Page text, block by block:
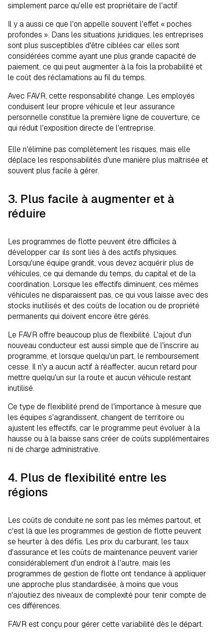
simplement parce qu'elle est propriétaire de l'actif.
Il y a aussi ce que l'on appelle souvent l'effet « poches
profondes ». Dans les situations juridiques, les entreprises
sont plus susceptibles d'être ciblées car elles sont
considérées comme ayant une plus grande capacité de
paiement, ce qui peut augmenter à la fois la probabilité et
le coût des réclamations au fil du temps.
Avec FAVR, cette responsabilité change. Les employés
conduisent leur propre véhicule et leur assurance
personnelle constitue la première ligne de couverture, ce
qui réduit l'exposition directe de l'entreprise.
Elle n'élimine pas complètement les risques, mais elle
déplace les responsabilités d'une manière plus maîtrisée et
souvent plus facile à gérer.
3. Plus facile à augmenter et à
réduire
Les programmes de flotte peuvent être difficiles à
développer car ils sont liés à des actifs physiques.
Lorsqu'une équipe grandit, vous devez acquérir plus de
véhicules, ce qui demande du temps, du capital et de la
coordination. Lorsque les effectifs diminuent, ces mêmes
véhicules ne disparaissent pas, ce qui vous laisse avec des
stocks inutilisés et des coûts de location ou de propriété
permanents qui doivent encore être gérés.
Le FAVR offre beaucoup plus de flexibilité. L'ajout d'un
nouveau conducteur est aussi simple que de l'inscrire au
programme, et lorsque quelqu'un part, le remboursement
cesse. Il n'y a aucun actif à réaffecter, aucun retard pour
mettre quelqu'un sur la route et aucun véhicule restant
inutilisé.
Ce type de flexibilité prend de l'importance à mesure que
les équipes s'agrandissent, changent de territoire ou
ajustent les effectifs, car le programme peut évoluer à la
hausse ou à la baisse sans créer de coûts supplémentaires
ni de charge administrative.
4. Plus de flexibilité entre les
régions
Les coûts de conduite ne sont pas les mêmes partout, et
c'est là que les programmes de gestion de flotte peuvent
se heurter à des défis. Les prix du carburant, les taux
d'assurance et les coûts de maintenance peuvent varier
considérablement d'un endroit à l'autre, mais les
programmes de gestion de flotte ont tendance à appliquer
une approche plus standardisée, à moins que vous
n'ajoutiez des niveaux de complexité pour tenir compte de
ces différences.
FAVR est conçu pour gérer cette variabilité dès le départ.